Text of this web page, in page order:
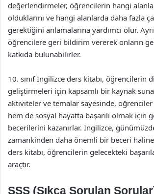
değerlendirmeler, öğrencilerin hangi
olduklarını ve hangi alanlarda daha fazla
gerektiğini anlamalarına yardımcı olur.
öğrencilere geri bildirim vererek onların
katkıda bulunabilirler.
10. sınıf İngilizce ders kitabı, öğrencilerin
geliştirmeleri için kapsamlı bir kaynak
aktiviteler ve temalar sayesinde,
hem de sosyal hayatta başarılı olmak için
becerilerini kazanırlar. İngilizce,
zamankinden daha önemli bir beceri
ders kitabı, öğrencilerin gelecekteki
araçtır.
SSS (Sıkça Sorulan